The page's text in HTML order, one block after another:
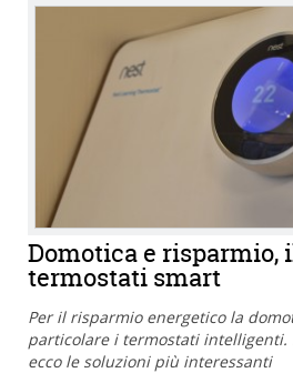
Domotica e risparmio,
termostati smart
Per il risparmio energetico la
particolare i termostati intelligenti.
ecco le soluzioni più interessanti